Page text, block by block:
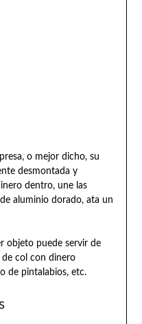
o mejor dicho, su
desmontada y
dentro, une las
aluminio dorado, ata un
objeto puede servir de
col con dinero
de pintalabios, etc.